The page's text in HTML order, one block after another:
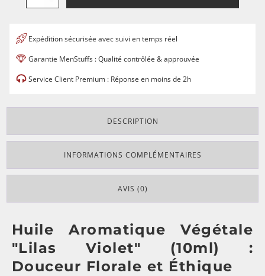
Aromatique
-
10ml
&
Expédition sécurisée avec suivi en temps réel
Garantie MenStuffs : Qualité contrôlée & approuvée
Service Client Premium : Réponse en moins de 2h
DESCRIPTION
INFORMATIONS COMPLÉMENTAIRES
AVIS (0)
Huile Aromatique Végétale
"Lilas Violet" (10ml) :
Douceur Florale et Éthique